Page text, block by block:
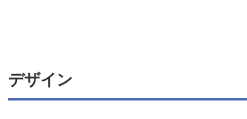
デザイン